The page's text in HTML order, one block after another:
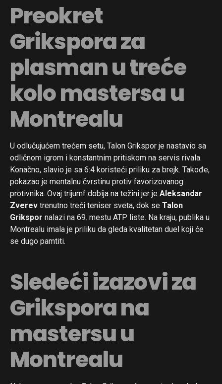
Preokret
Grikspora za
plasman u treće
kolo mastersa u
Montrealu
U odlučujućem trećem setu, Talon Grikspor je nastavio sa
odličnom igrom i konstantnim pritiskom na servis rivala.
Konačno, slavio je sa 6:4 koristeći priliku za brejk. Takođe,
pokazao je mentalnu čvrstinu protiv favorizovanog
protivnika. Ovaj trijumf dobija na težini jer je Aleksandar
Zverev trenutno treći teniser sveta, dok se Talon
Grikspor nalazi na 69. mestu ATP liste. Na kraju, publika u
Montrealu imala je priliku da gleda kvalitetan duel koji će
se dugo pamtiti.
Sledeći izazovi za
Grikspora na
mastersu u
Montrealu